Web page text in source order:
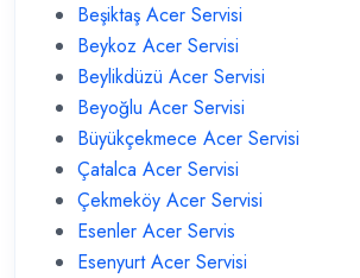
Beşiktaş Acer Servisi
Beykoz Acer Servisi
Beylikdüzü Acer Servisi
Beyoğlu Acer Servisi
Büyükçekmece Acer Servisi
Çatalca Acer Servisi
Çekmeköy Acer Servisi
Esenler Acer Servis
Esenyurt Acer Servisi